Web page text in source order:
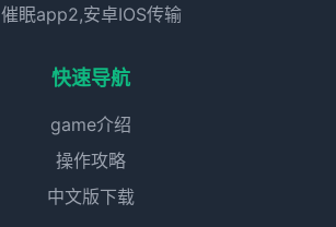
催眠app2,安卓IOS传输
快速导航
game介绍
操作攻略
中文版下载